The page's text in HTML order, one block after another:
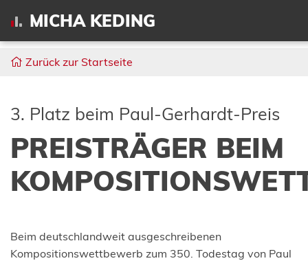
MICHA KEDING
Zurück zur Startseite
3. Platz beim Paul-Gerhardt-Preis
PREISTRÄGER BEIM
Beim deutschlandweit ausgeschreibenen
Kompositionswettbewerb zum 350. Todestag von Paul